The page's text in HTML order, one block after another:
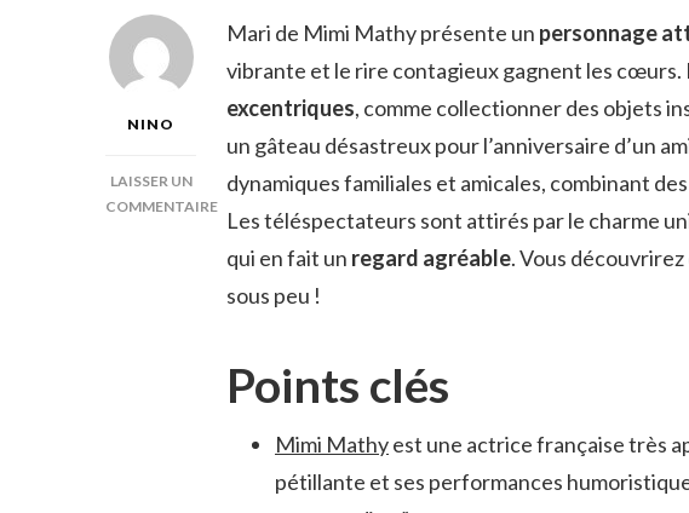
NINO
LAISSER UN
COMMENTAIRE
Mari de Mimi Mathy présente un personnage
vibrante et le rire contagieux gagnent les cœurs.
excentriques, comme collectionner des objets
un gâteau désastreux pour l’anniversaire d’un
dynamiques familiales et amicales, combinant
Les téléspectateurs sont attirés par le charme
qui en fait un regard agréable. Vous
sous peu !
Points clés
Mimi Mathyest une actrice française très
pétillante et ses performances